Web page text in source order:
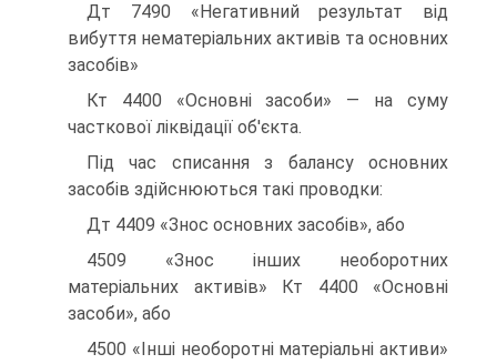
Дт 7490 «Негативний результат від
вибуття нематеріальних активів та основних
засобів»
Кт 4400 «Основні засоби» — на суму
часткової ліквідації об'єкта.
Під час списання з балансу основних
засобів здійснюються такі проводки:
Дт 4409 «Знос основних засобів», або
4509 «Знос інших необоротних
матеріальних активів» Кт 4400 «Основні
засоби», або
4500 «Інші необоротні матеріальні активи»